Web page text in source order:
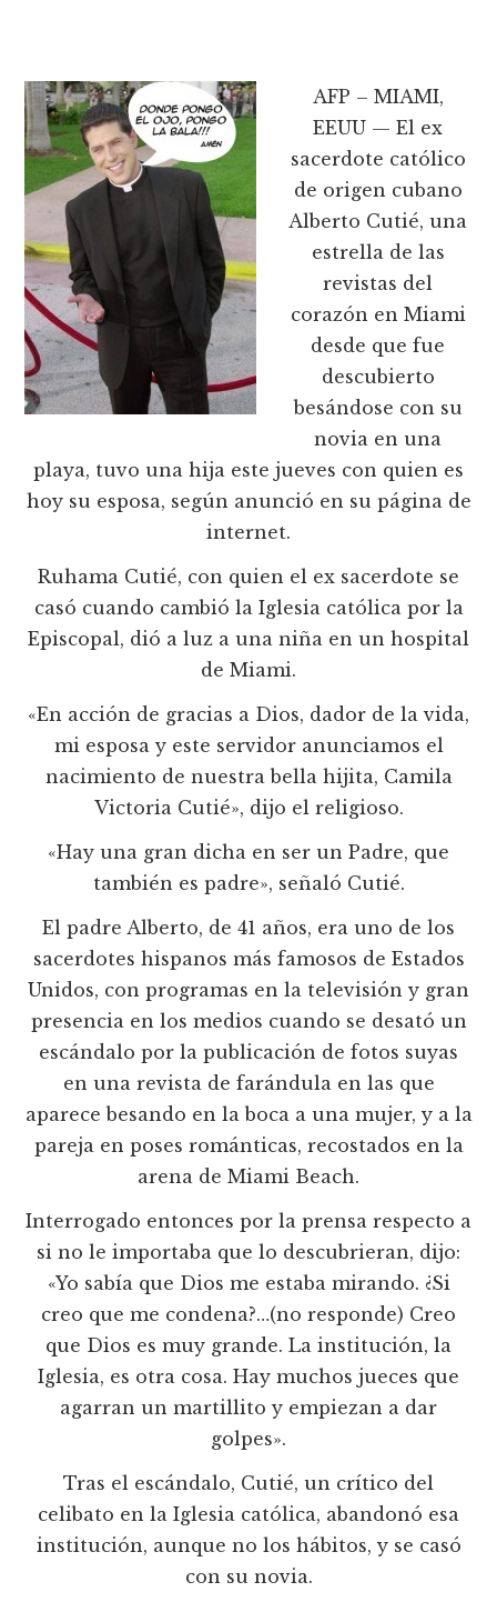
AFP – MIAMI,
EEUU — El ex
sacerdote católico
de origen cubano
Alberto Cutié, una
estrella de las
revistas del
corazón en Miami
desde que fue
descubierto
besándose con su
novia en una
playa, tuvo una hija este jueves con quien es
hoy su esposa, según anunció en su página de
internet.
Ruhama Cutié, con quien el ex sacerdote se
casó cuando cambió la Iglesia católica por la
Episcopal, dió a luz a una niña en un hospital
de Miami.
«En acción de gracias a Dios, dador de la vida,
mi esposa y este servidor anunciamos el
nacimiento de nuestra bella hijita, Camila
Victoria Cutié», dijo el religioso.
«Hay una gran dicha en ser un Padre, que
también es padre», señaló Cutié.
El padre Alberto, de 41 años, era uno de los
sacerdotes hispanos más famosos de Estados
Unidos, con programas en la televisión y gran
presencia en los medios cuando se desató un
escándalo por la publicación de fotos suyas
en una revista de farándula en las que
aparece besando en la boca a una mujer, y a la
pareja en poses románticas, recostados en la
arena de Miami Beach.
Interrogado entonces por la prensa respecto a
si no le importaba que lo descubrieran, dijo:
«Yo sabía que Dios me estaba mirando. ¿Si
creo que me condena?…(no responde) Creo
que Dios es muy grande. La institución, la
Iglesia, es otra cosa. Hay muchos jueces que
agarran un martillito y empiezan a dar
golpes».
Tras el escándalo, Cutié, un crítico del
celibato en la Iglesia católica, abandonó esa
institución, aunque no los hábitos, y se casó
con su novia.